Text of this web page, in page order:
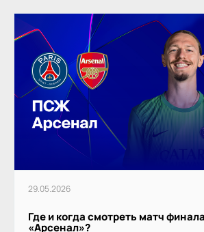
29.05.2026
Где и когда смотреть матч
«Арсенал»?